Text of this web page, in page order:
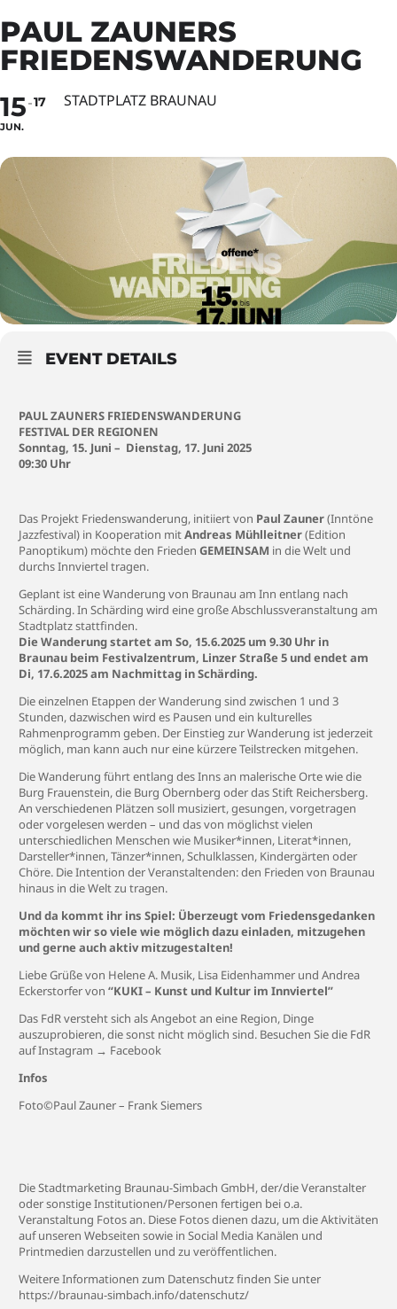
PAUL ZAUNERS
FRIEDENSWANDERUNG
15
JUN.
17 STADTPLATZ BRAUNAU
EVENT DETAILS
PAUL ZAUNERS FRIEDENSWANDERUNG
FESTIVAL DER REGIONEN
Sonntag, 15. Juni – Dienstag, 17. Juni 2025
09:30 Uhr
Das Projekt Friedenswanderung, initiiert von Paul Zauner(Inntöne
Jazzfestival) in Kooperation mitAndreas Mühlleitner(Edition
Panoptikum) möchte den Frieden GEMEINSAM in die Welt und
durchs Innviertel tragen.
Geplant ist eine Wanderung von Braunau am Inn entlang nach
Schärding. In Schärding wird eine große Abschlussveranstaltung am
Stadtplatz stattfinden.
Die Wanderung startet am So, 15.6.2025 um 9.30 Uhr in
Braunau beim Festivalzentrum, Linzer Straße 5 und endet am
Di, 17.6.2025 am Nachmittag in Schärding.
Die einzelnen Etappen der Wanderung sind zwischen 1 und 3
Stunden, dazwischen wird es Pausen und ein kulturelles
Rahmenprogramm geben. Der Einstieg zur Wanderung ist jederzeit
möglich, man kann auch nur eine kürzere Teilstrecken mitgehen.
Die Wanderung führt entlang des Inns an malerische Orte wie die
Burg Frauenstein, die Burg Obernberg oder das Stift Reichersberg.
An verschiedenen Plätzen soll musiziert, gesungen, vorgetragen
oder vorgelesen werden – und das von möglichst vielen
unterschiedlichen Menschen wie Musiker*innen, Literat*innen,
Darsteller*innen, Tänzer*innen, Schulklassen, Kindergärten oder
Chöre. Die Intention der Veranstaltenden: den Frieden von Braunau
hinaus in die Welt zu tragen.
Und da kommt ihr ins Spiel: Überzeugt vom Friedensgedanken
möchten wir so viele wie möglich dazu einladen, mitzugehen
und gerne auch aktiv mitzugestalten!
Liebe Grüße von Helene A. Musik, Lisa Eidenhammer und Andrea
Eckerstorfer von “KUKI – Kunst und Kultur im Innviertel”
Das FdR versteht sich als Angebot an eine Region, Dinge
auszuprobieren, die sonst nicht möglich sind. Besuchen Sie die FdR
aufInstagram → Facebook
Infos
Foto©Paul Zauner – Frank Siemers
Die Stadtmarketing Braunau-Simbach GmbH, der/die Veranstalter
oder sonstige Institutionen/Personen fertigen bei o.a.
Veranstaltung Fotos an. Diese Fotos dienen dazu, um die Aktivitäten
auf unseren Webseiten sowie in Social Media Kanälen und
Printmedien darzustellen und zu veröffentlichen.
Weitere Informationen zum Datenschutz finden Sie unter
https://braunau-simbach.info/datenschutz/